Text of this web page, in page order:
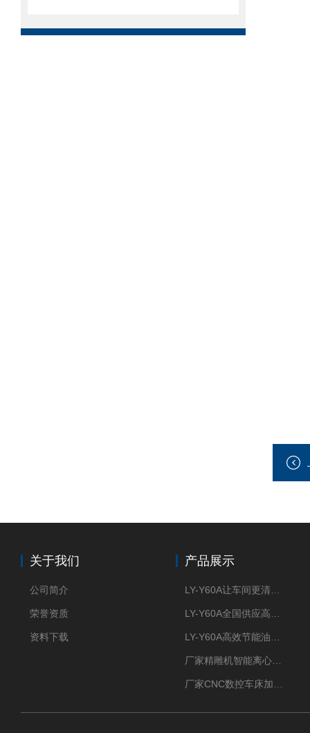
关于我们
公司简介
荣誉资质
资料下载
产品展示